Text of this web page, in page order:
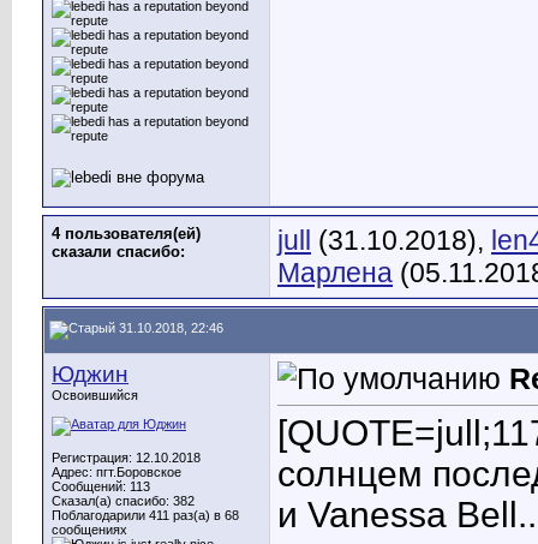
4 пользователя(ей)
сказали cпасибо:
jull (31.10.2018),
Марлена
31.10.2018, 22:46
Юджин
Освоившийся
Регистрация: 12.10.2018
Адрес: пгт.Боровское
Сообщений: 113
Сказал(а) спасибо: 382
Поблагодарили 411 раз(а) в 68
сообщениях
солнцем
и Vanessa